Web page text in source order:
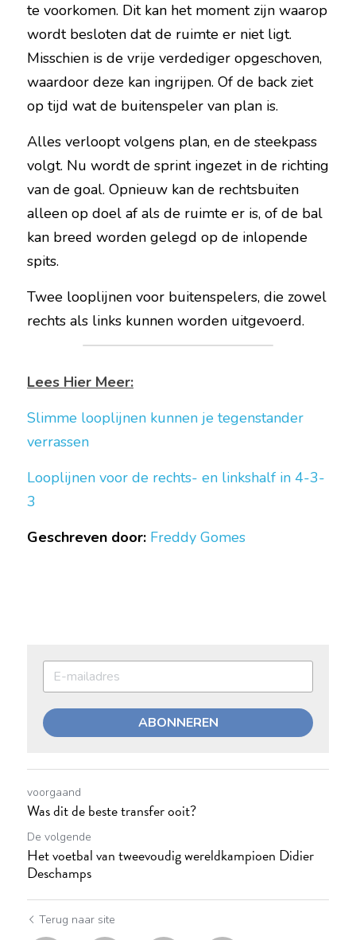
te voorkomen. Dit kan het moment zijn waarop
wordt besloten dat de ruimte er niet ligt.
Misschien is de vrije verdediger opgeschoven,
waardoor deze kan ingrijpen. Of de back ziet
op tijd wat de buitenspeler van plan is.
Alles verloopt volgens plan, en de steekpass
volgt. Nu wordt de sprint ingezet in de richting
van de goal. Opnieuw kan de rechtsbuiten
alleen op doel af als de ruimte er is, of de bal
kan breed worden gelegd op de inlopende
spits.
Twee looplijnen voor buitenspelers, die zowel
rechts als links kunnen worden uitgevoerd.
Lees Hier Meer:
Slimme looplijnen kunnen je tegenstander
verrassen
Looplijnen voor de rechts- en linkshalf in 4-3-
3
Geschreven door: Freddy Gomes
ABONNEREN
voorgaand
Was dit de beste transfer ooit?
De volgende
Het voetbal van tweevoudig wereldkampioen Didier
Deschamps
Terug naar site